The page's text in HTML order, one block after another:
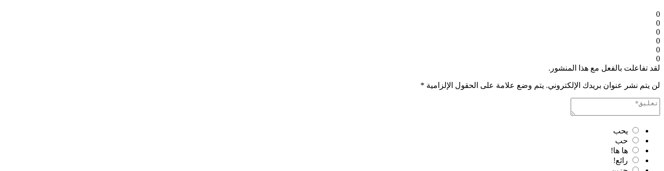
0
0
0
0
0
0
لقد تفاعلت بالفعل مع هذا المنشور.
لن يتم نشر عنوان بريدك الإلكتروني. يتم وضع علامة على الحقول الإلزامية *
يحب
حب
ها ها!
رائع!